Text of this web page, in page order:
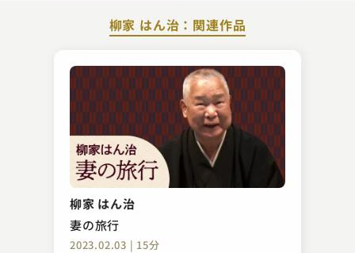
柳家 はん治：関連作品
柳家 はん治
妻の旅行
2023.02.03 | 15分
桂 伸衛門
権兵衛狸
2023.11.06 | 14分